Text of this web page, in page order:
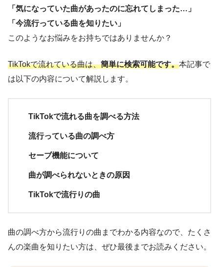
「気になっていた曲があったのに忘れてしまった…」
「今流行っている曲を知りたい」
このようなお悩みをお持ちではありませんか？
TikTokで流れている曲は、簡単に検索可能です。本記事で
は以下の内容について解説します。
TikTokで流れる曲を調べる方法
流行っている曲の調べ方
セーブ機能について
曲が調べられないときの原因
TikTokで流行りの曲
曲の調べ方から流行りの曲までわかる内容なので、たくさ
んの楽曲を知りたい方は、ぜひ最後までお読みください。